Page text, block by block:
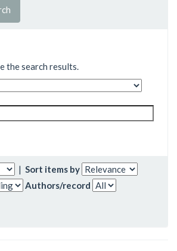
the search results.
| Sort items by
Authors/record